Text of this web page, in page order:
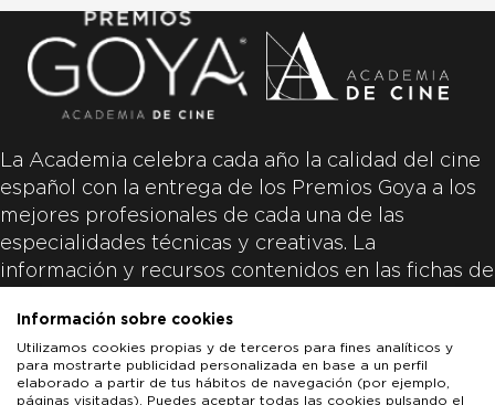
La Academia celebra cada año la calidad del cine
español con la entrega de los Premios Goya a los
mejores profesionales de cada una de las
especialidades técnicas y creativas. La
información y recursos contenidos en las fichas de
productoras de las películas y responsabilidad
única y exclusiva de las mismas.
Información sobre cookies
Utilizamos cookies propias y de terceros para fines analíticos y
para mostrarte publicidad personalizada en base a un perfil
elaborado a partir de tus hábitos de navegación (por ejemplo,
páginas visitadas). Puedes aceptar todas las cookies pulsando el